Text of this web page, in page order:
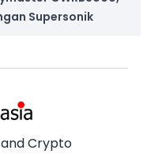
Supersonik
Crypto